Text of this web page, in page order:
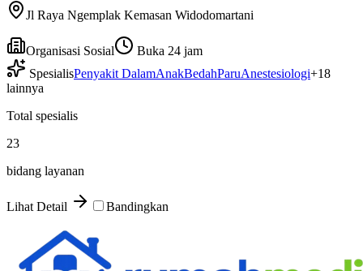
Jl Raya Ngemplak Kemasan Widodomartani
Organisasi Sosial
Buka 24 jam
SpesialisPenyakit DalamAnakBedahParuAnestesiologi+18
lainnya
Total spesialis
23
bidang layanan
Lihat Detail Bandingkan